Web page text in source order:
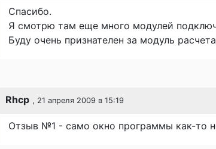
Спасибо.
Я смотрю там еще много модулей
Буду очень признателен за модуль
Rhcp , 21 апреля 2009 в 15:19
Отзыв №1 - само окно программы как-то